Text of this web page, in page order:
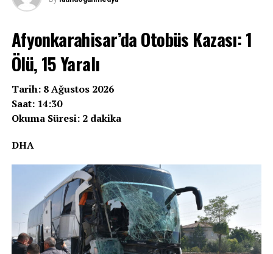
Afyonkarahisar’da Otobüs Kazası: 1
Ölü, 15 Yaralı
Tarih: 8 Ağustos 2026
Saat: 14:30
Okuma Süresi: 2 dakika
DHA